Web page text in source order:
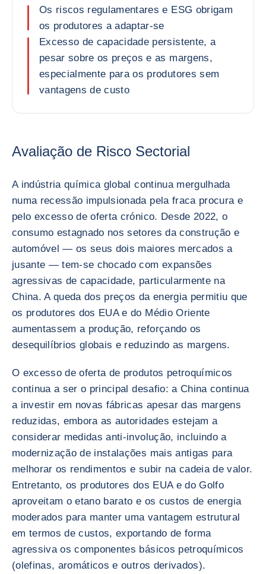
Os riscos regulamentares e ESG obrigam
os produtores a adaptar-se
Excesso de capacidade persistente, a
pesar sobre os preços e as margens,
especialmente para os produtores sem
vantagens de custo
Avaliação de Risco Sectorial
A indústria química global continua mergulhada
numa recessão impulsionada pela fraca procura e
pelo excesso de oferta crónico. Desde 2022, o
consumo estagnado nos setores da construção e
automóvel — os seus dois maiores mercados a
jusante — tem-se chocado com expansões
agressivas de capacidade, particularmente na
China. A queda dos preços da energia permitiu que
os produtores dos EUA e do Médio Oriente
aumentassem a produção, reforçando os
desequilíbrios globais e reduzindo as margens.
O excesso de oferta de produtos petroquímicos
continua a ser o principal desafio: a China continua
a investir em novas fábricas apesar das margens
reduzidas, embora as autoridades estejam a
considerar medidas anti-involução, incluindo a
modernização de instalações mais antigas para
melhorar os rendimentos e subir na cadeia de valor.
Entretanto, os produtores dos EUA e do Golfo
aproveitam o etano barato e os custos de energia
moderados para manter uma vantagem estrutural
em termos de custos, exportando de forma
agressiva os componentes básicos petroquímicos
(olefinas, aromáticos e outros derivados).